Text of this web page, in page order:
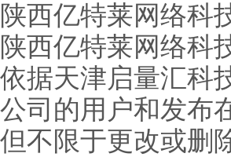
陕西亿特莱网络科
陕西亿特莱网络科
依据天津启量汇科
公司的用户和发布
但不限于更改或删